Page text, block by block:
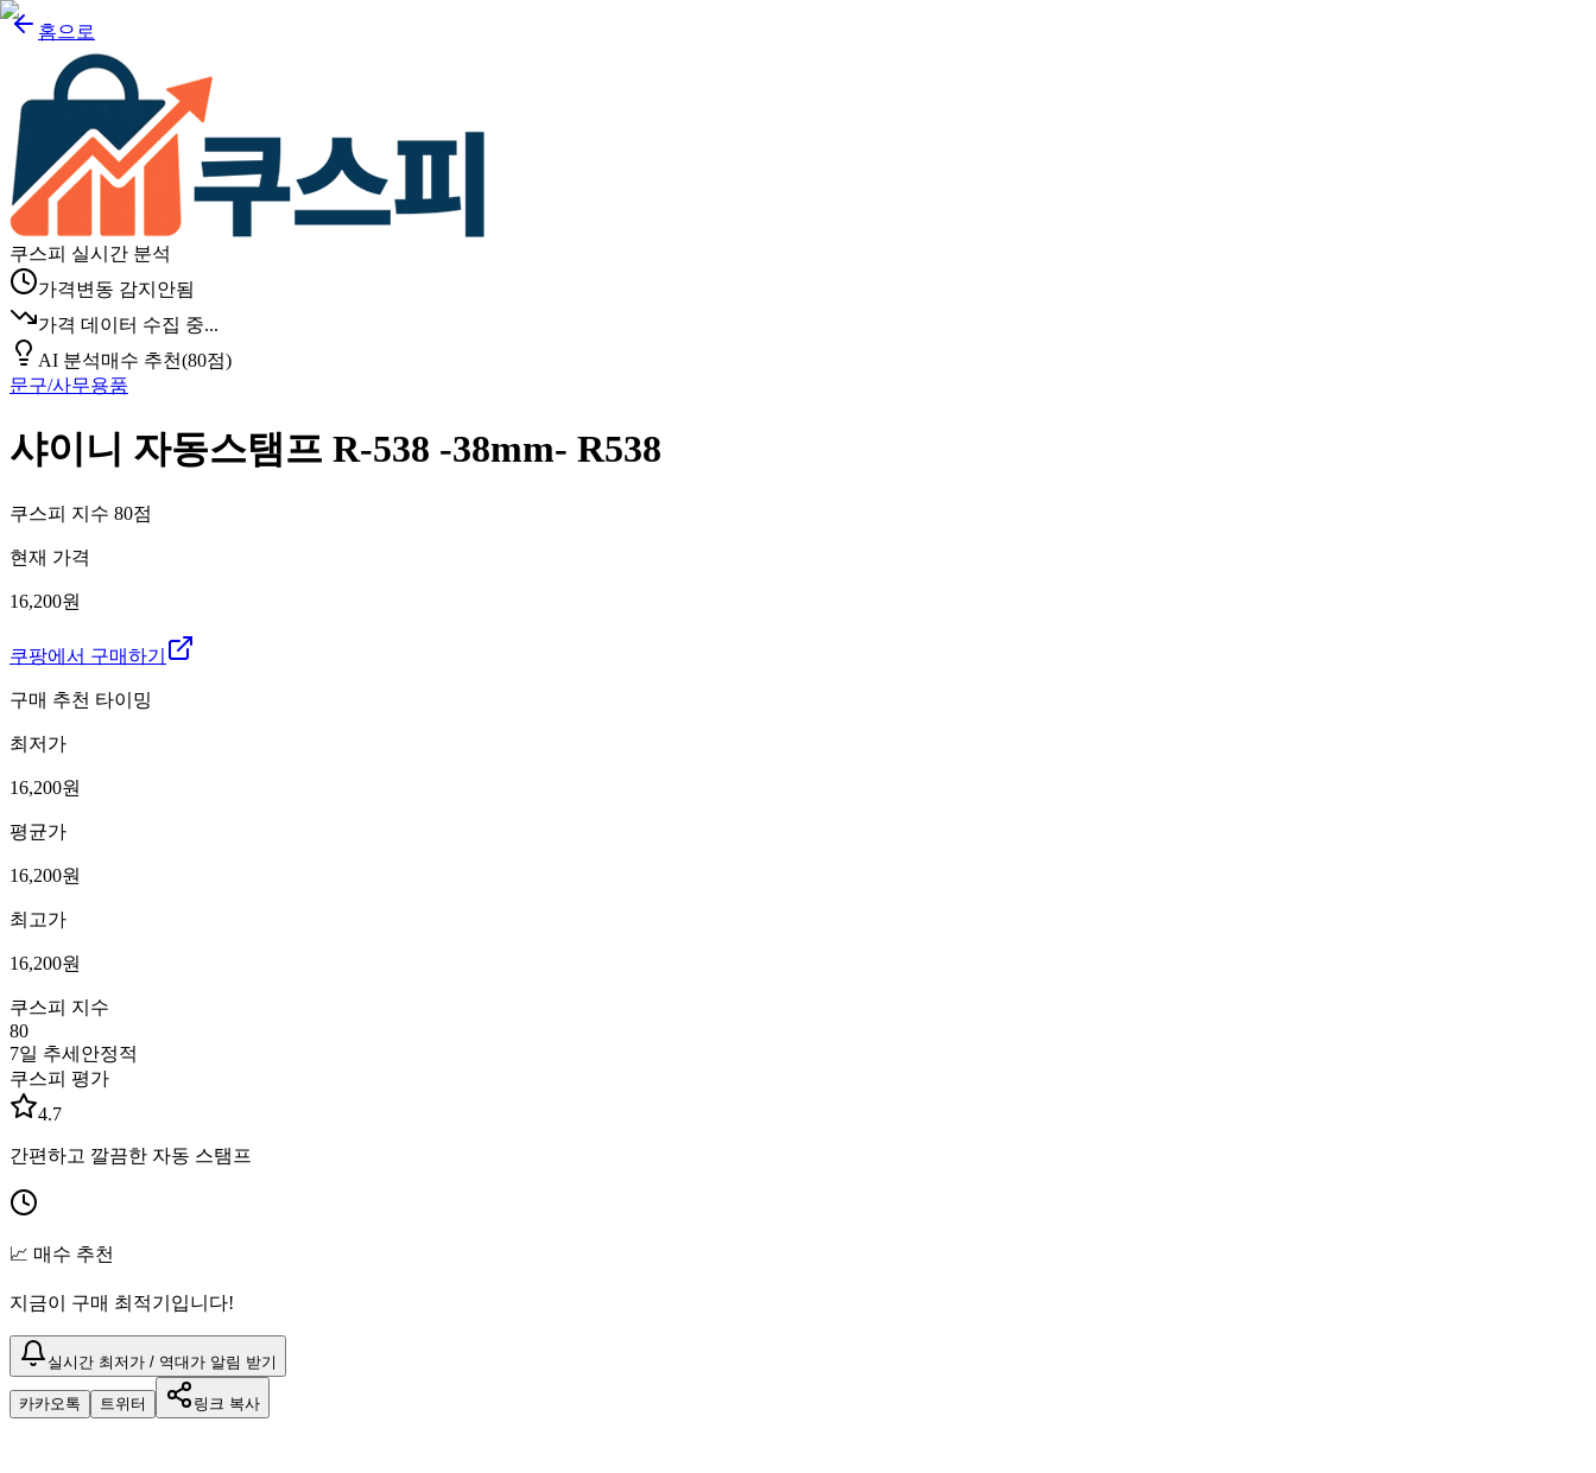
홈으로
쿠스피 실시간 분석
가격변동 감지안됨
가격 데이터 수집 중...
AI 분석매수 추천(80점)
문구/사무용품
샤이니 자동스탬프 R-538 -38mm- R538
쿠스피 지수 80점
현재 가격
16,200원
쿠팡에서 구매하기
구매 추천 타이밍
최저가
16,200원
평균가
16,200원
최고가
16,200원
쿠스피 지수
80
7일 추세 안정적
쿠스피 평가
4.7
간편하고 깔끔한 자동 스탬프
📈 매수 추천
지금이 구매 최적기입니다!
실시간 최저가 / 역대가 알림 받기
카카오톡 트위터 링크 복사